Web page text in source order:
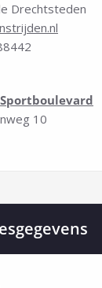
Drechtsteden
Sportboulevard
10